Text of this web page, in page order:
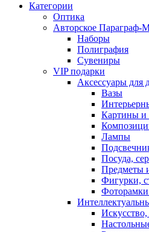
Категории
Оптика
Авторское Параграф-
Наборы
Полиграфия
Сувениры
VIP подарки
Аксессуары для
Вазы
Картины и
Лампы
Посуда,
Предметы
Фигурки,